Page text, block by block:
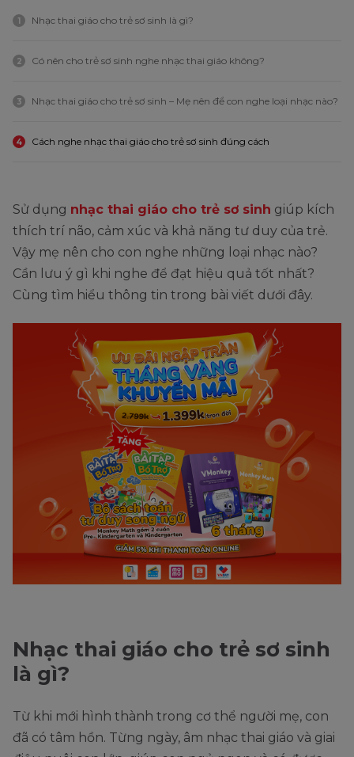
1 Nhạc thai giáo cho trẻ sơ sinh là gì?
2 Có nên cho trẻ sơ sinh nghe nhạc thai giáo không?
3 Nhạc thai giáo cho trẻ sơ sinh – Mẹ nên để con nghe loại nhạc nào?
4 Cách nghe nhạc thai giáo cho trẻ sơ sinh đúng cách
Sử dụng nhạc thai giáo cho trẻ sơ sinh giúp kích
thích trí não, cảm xúc và khả năng tư duy của trẻ.
Vậy mẹ nên cho con nghe những loại nhạc nào?
Cần lưu ý gì khi nghe để đạt hiệu quả tốt nhất?
Cùng tìm hiểu thông tin trong bài viết dưới đây.
Nhạc thai giáo cho trẻ sơ sinh
là gì?
Từ khi mới hình thành trong cơ thể người mẹ, con
đã có tâm hồn. Từng ngày, âm nhạc thai giáo và giai